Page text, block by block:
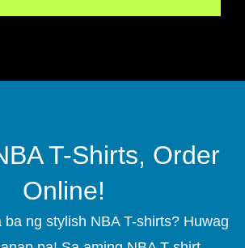
T-Shirts, Order
Online!
ba ng stylish NBA T-shirts? Huwag